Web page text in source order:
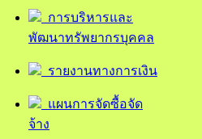
การบริหารและ
พัฒนาทรัพยากรบุคคล
รายงานทางการเงิน
แผนการจัดซื้อจัด
จ้าง